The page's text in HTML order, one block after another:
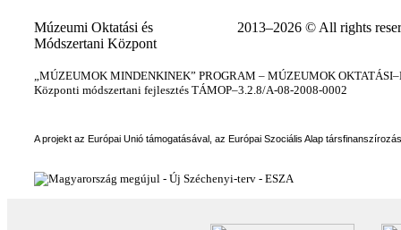
Múzeumi Oktatási és
Módszertani Központ
2013–2026 © All rights
„MÚZEUMOK MINDENKINEK” PROGRAM – MÚZEUMOK
Központi módszertani fejlesztés TÁMOP–3.2.8/A-08-2008-0002
A projekt az Európai Unió támogatásával, az Európai Szociális Alap